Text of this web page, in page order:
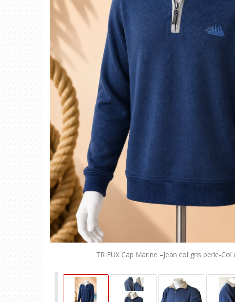
TRIEUX Cap Marine –Jean col gris perle-